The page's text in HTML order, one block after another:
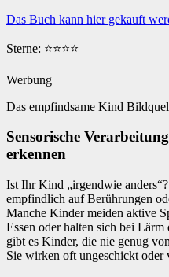
Das Buch kann hier gekauft
Sterne: ⭐⭐⭐⭐
Werbung
Das empfindsame Kind
Sensorische
erkennen
Ist Ihr Kind „irgendwie
empfindlich auf Berührungen
Manche Kinder meiden aktive
Essen oder halten sich bei
gibt es Kinder, die nie genug
Sie wirken oft ungeschickt oder